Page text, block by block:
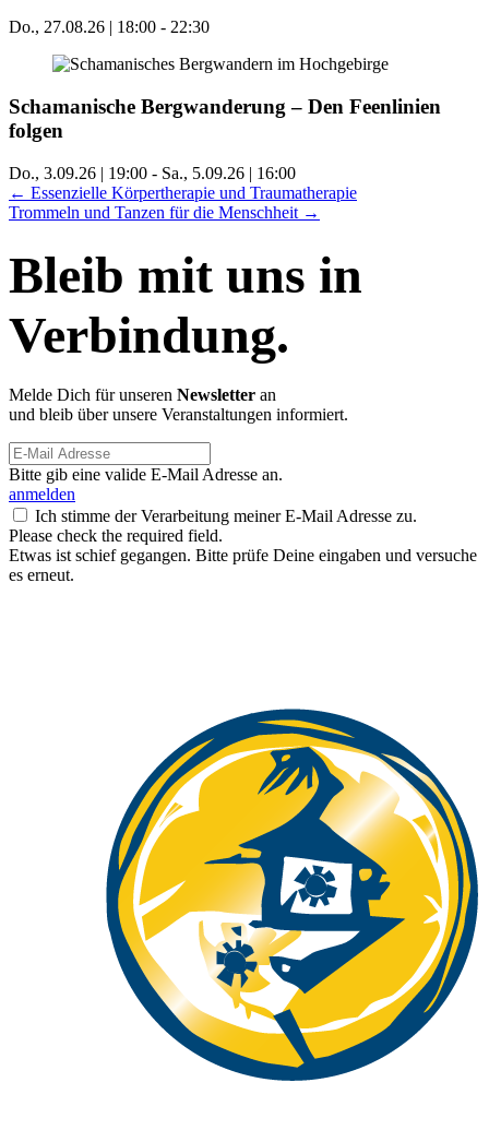
Do., 27.08.26 | 18:00 - 22:30
Schamanische Bergwanderung – Den Feenlinien
folgen
Do., 3.09.26 | 19:00 - Sa., 5.09.26 | 16:00
Posts
navigation
← Essenzielle Körpertherapie und Traumatherapie
Trommeln und Tanzen für die Menschheit →
Bleib mit uns in
Verbindung.
Melde Dich für unseren Newsletter an
und bleib über unsere Veranstaltungen informiert.
Bitte gib eine valide E-Mail Adresse an.
anmelden
Ich stimme der Verarbeitung meiner E-Mail Adresse zu.
Please check the required field.
Etwas ist schief gegangen. Bitte prüfe Deine eingaben und versuche
es erneut.